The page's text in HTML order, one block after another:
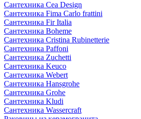
Сантехника Cea Design
Сантехника Fima Carlo frattini
Сантехника Fir Italia
Сантехника Boheme
Сантехника Cristina Rubinetterie
Сантехника Paffoni
Сантехника Zuchetti
Сантехника Keuco
Сантехника Webert
Сантехника Hansgrohe
Сантехника Grohe
Сантехника Kludi
Сантехника Wassercraft